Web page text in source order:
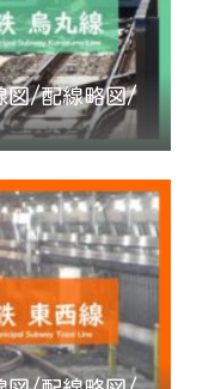
図/配線略図/